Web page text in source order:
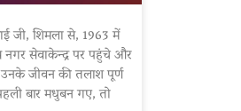
जी, शिमला से, 1963 में
नगर सेवाकेन्द्र पर पहुंचे और
जीवन की तलाश पूर्ण
बार मधुबन गए, तो